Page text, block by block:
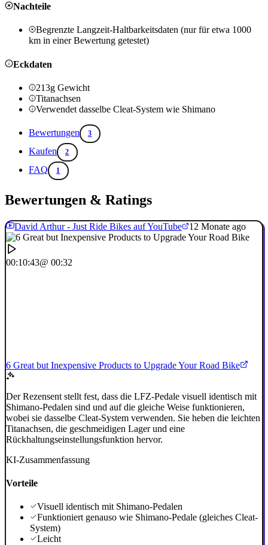
Nachteile
Begrenzte Langzeit-Haltbarkeitsdaten (nur für etwa 1000
km in einer Bewertung getestet)
Eckdaten
213g Gewicht
Titanachsen
Verwendet dasselbe Cleat-System wie Shimano
Bewertungen 3
Kaufen 2
FAQ 1
Bewertungen & Ratings
David Arthur - Just Ride Bikes auf YouTube 12 Monate ago
00:10:43@ 00:32
6 Great but Inexpensive Products to Upgrade Your Road Bike
Der Rezensent stellt fest, dass die LFZ-Pedale visuell identisch mit
Shimano-Pedalen sind und auf die gleiche Weise funktionieren,
wobei sie dasselbe Cleat-System verwenden. Sie heben die leichten
Titanachsen, die geschmeidigen Lager und eine
Rückhaltungseinstellungsfunktion hervor.
KI-Zusammenfassung
Vorteile
Visuell identisch mit Shimano-Pedalen
Funktioniert genauso wie Shimano-Pedale (gleiches Cleat-
System)
Leicht